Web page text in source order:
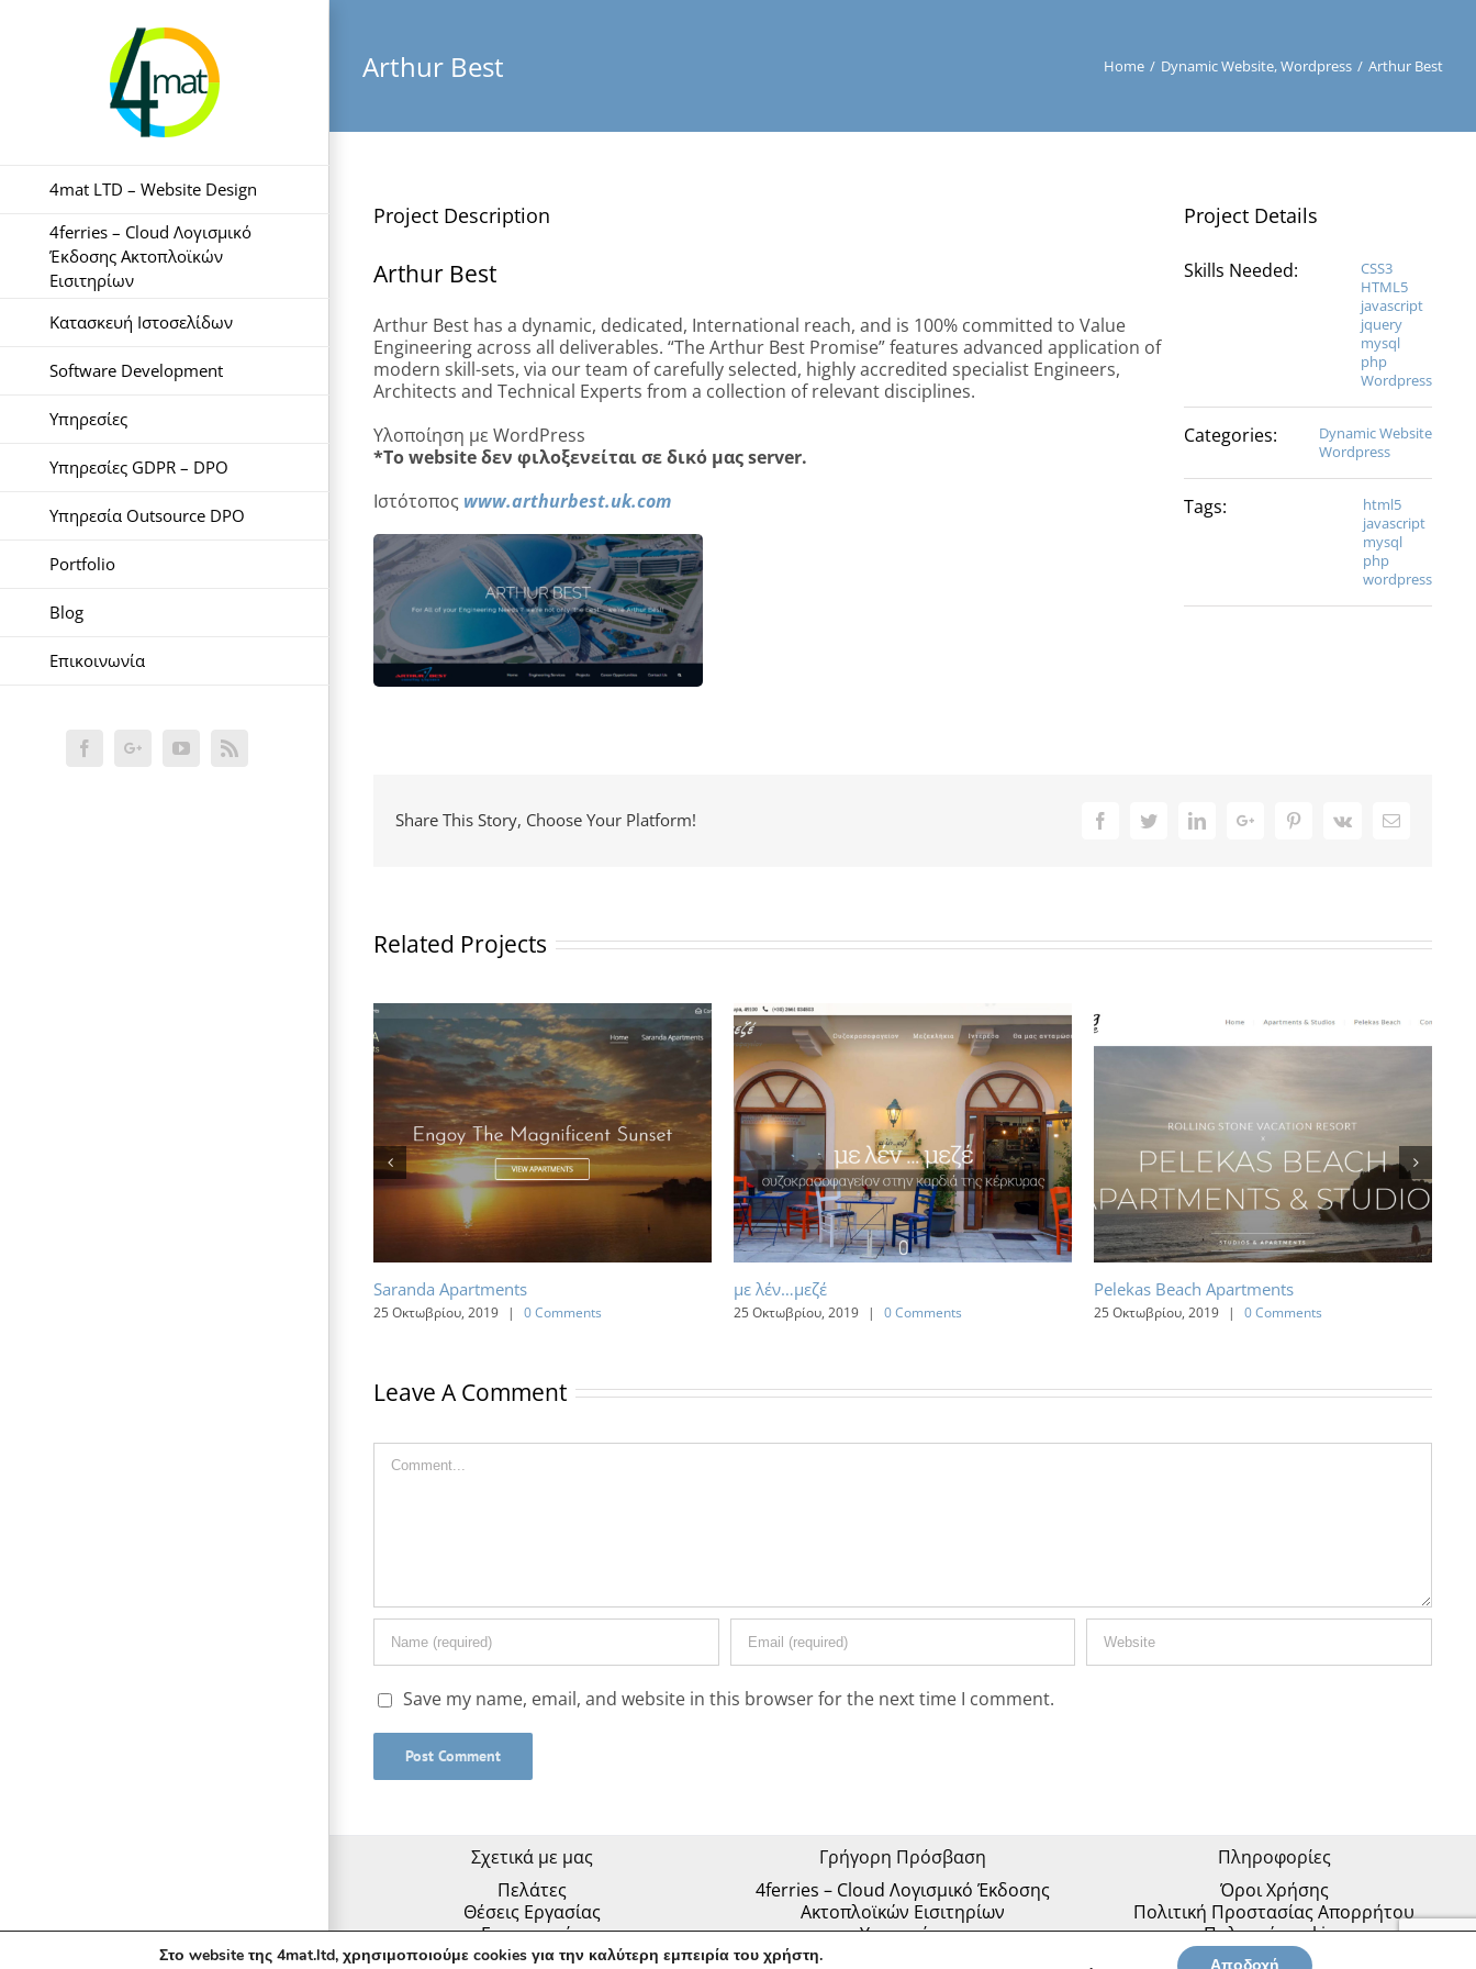
4mat LTD – Website Design
4ferries – Cloud Λογισμικό
Έκδοσης Ακτοπλοϊκών
Εισιτηρίων
Κατασκευή Ιστοσελίδων
Software Development
Υπηρεσίες
Υπηρεσίες GDPR – DPO
Υπηρεσία Outsource DPO
Portfolio
Blog
Επικοινωνία
FacebookGoogle+YouTube
Arthur Best Home / Dynamic Website,Wordpress / Arthur Best
Project Description
Arthur Best
Arthur Best has a dynamic, dedicated, International reach, and is 100% committed to Value
Engineering across all deliverables. “The Arthur Best Promise” features advanced application of
modern skill-sets, via our team of carefully selected, highly accredited specialist Engineers,
Architects and Technical Experts from a collection of relevant disciplines.
Υλοποίηση με WordPress
*Το website δεν φιλοξενείται σε δικό μας server.
Ιστότοπος www.arthurbest.uk.com
Project Details
Skills Needed:
CSS3
HTML5
javascript
jquery
mysql
php
Wordpress
Categories:
Dynamic Website
Wordpress
Tags:
html5
javascript
mysql
php
wordpress
Share This Story, Choose Your Platform! FacebookTwitterLinkedInGoogle+ PinterestVk Email
Related Projects
Saranda Apartments
25 Οκτωβρίου, 2019 | 0 Comments
με λέν…μεζέ
25 Οκτωβρίου, 2019 | 0 Comments
Pelekas Beach Apartments
25 Οκτωβρίου, 2019 | 0 Comments
Leave A Comment
Save my name, email, and website in this browser for the next time I comment.
Σχετικά με μας
Πελάτες
Θέσεις Εργασίας
Επικοινωνία
Γρήγορη Πρόσβαση
4ferries – Cloud Λογισμικό Έκδοσης
Ακτοπλοϊκών Εισιτηρίων
Υπηρεσίες
Υπηρεσίες GDPR – DPO
Πληροφορίες
Όροι Χρήσης
Πολιτική Προστασίας Απορρήτου
Πολιτική cookies
Στοwebsite της4mat.ltd, χρησιμοποιούμεcookies για την καλύτερη εμπειρία του χρήστη.